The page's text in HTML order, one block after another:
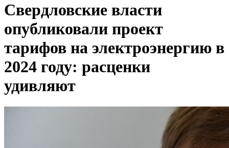
Свердловские власти
опубликовали проект
тарифов на электроэнергию в
2024 году: расценки
удивляют